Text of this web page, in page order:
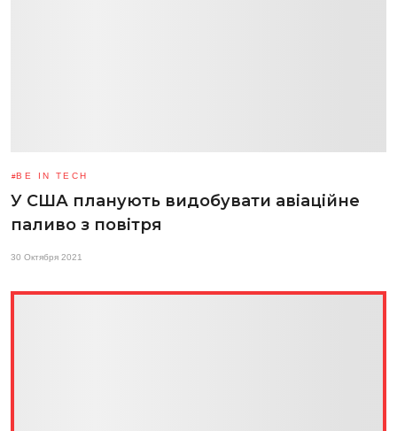
BE IN TECH
У США планують видобувати авіаційне
паливо з повітря
30 Октября 2021